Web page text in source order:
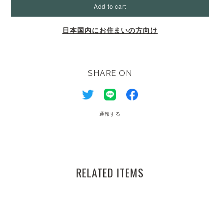
Add to cart
日本国内にお住まいの方向け
SHARE ON
通報する
RELATED ITEMS